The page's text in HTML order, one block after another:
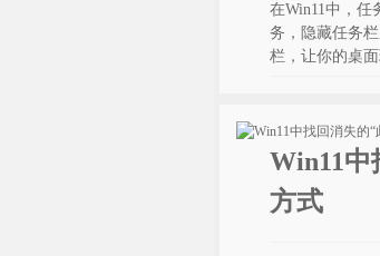
在Win11中，
务，隐藏任务
栏，让你的桌面
Win11中
方式